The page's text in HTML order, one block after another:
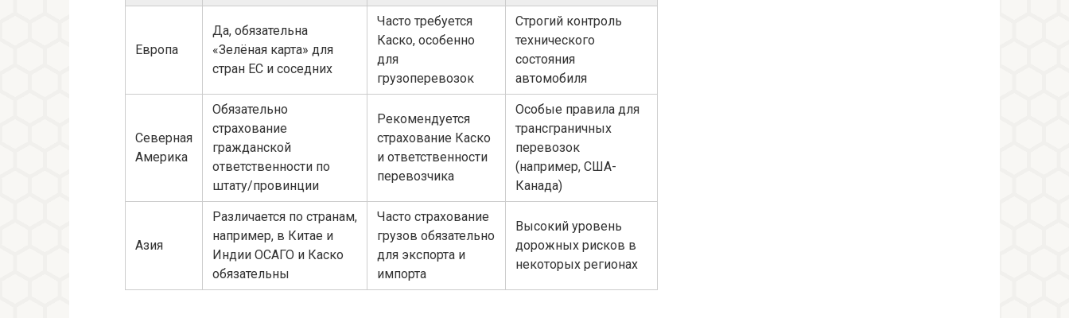
Европа
Да, обязательна
«Зелёная карта» для
стран ЕС и соседних
Часто требуется
Каско, особенно
для
грузоперевозок
Строгий контроль
технического
состояния
автомобиля
Северная
Америка
Обязательно
страхование
гражданской
ответственности по
штату/провинции
Рекомендуется
страхование Каско
и ответственности
перевозчика
Особые правила для
трансграничных
перевозок
(например, США-
Канада)
Азия
Различается по странам,
например, в Китае и
Индии ОСАГО и Каско
обязательны
Часто страхование
грузов обязательно
для экспорта и
импорта
Высокий уровень
дорожных рисков в
некоторых регионах